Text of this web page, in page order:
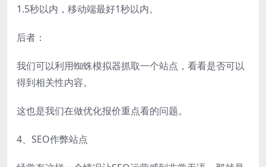
1.5秒以内，移动端最好1秒以内。
后者：
我们可以利用蜘蛛模拟器抓取一个站点，看看是否可以
得到相关性内容。
这也是我们在做优化报价重点看的问题。
4、SEO作弊站点